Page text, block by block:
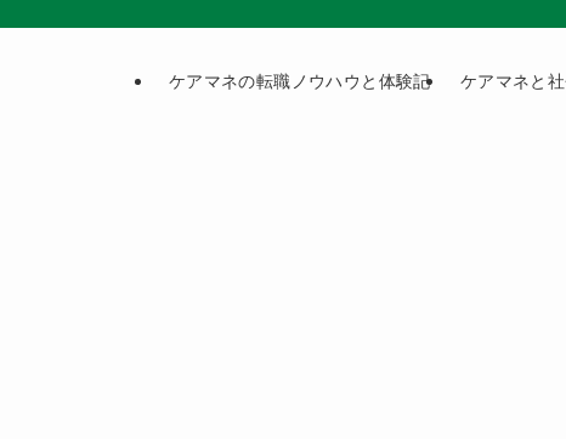
ケアマネの転職ノウハウと体験記 ケアマネと